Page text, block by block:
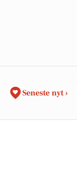
Seneste nyt ›